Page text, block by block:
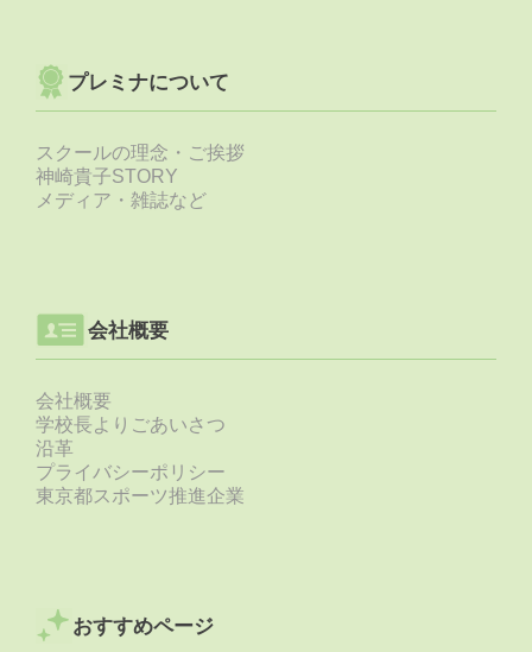
プレミナについて
スクールの理念・ご挨拶
神崎貴子STORY
メディア・雑誌など
会社概要
会社概要
学校長よりごあいさつ
沿革
プライバシーポリシー
東京都スポーツ推進企業
おすすめページ